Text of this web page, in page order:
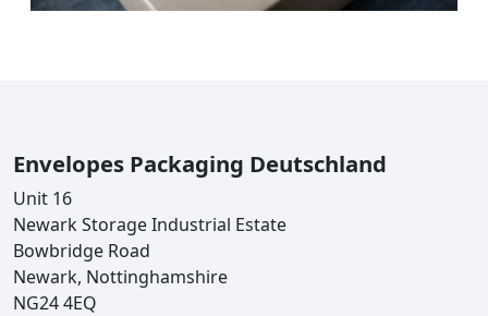
Envelopes Packaging Deutschland
Unit 16
Newark Storage Industrial Estate
Bowbridge Road
Newark, Nottinghamshire
NG24 4EQ